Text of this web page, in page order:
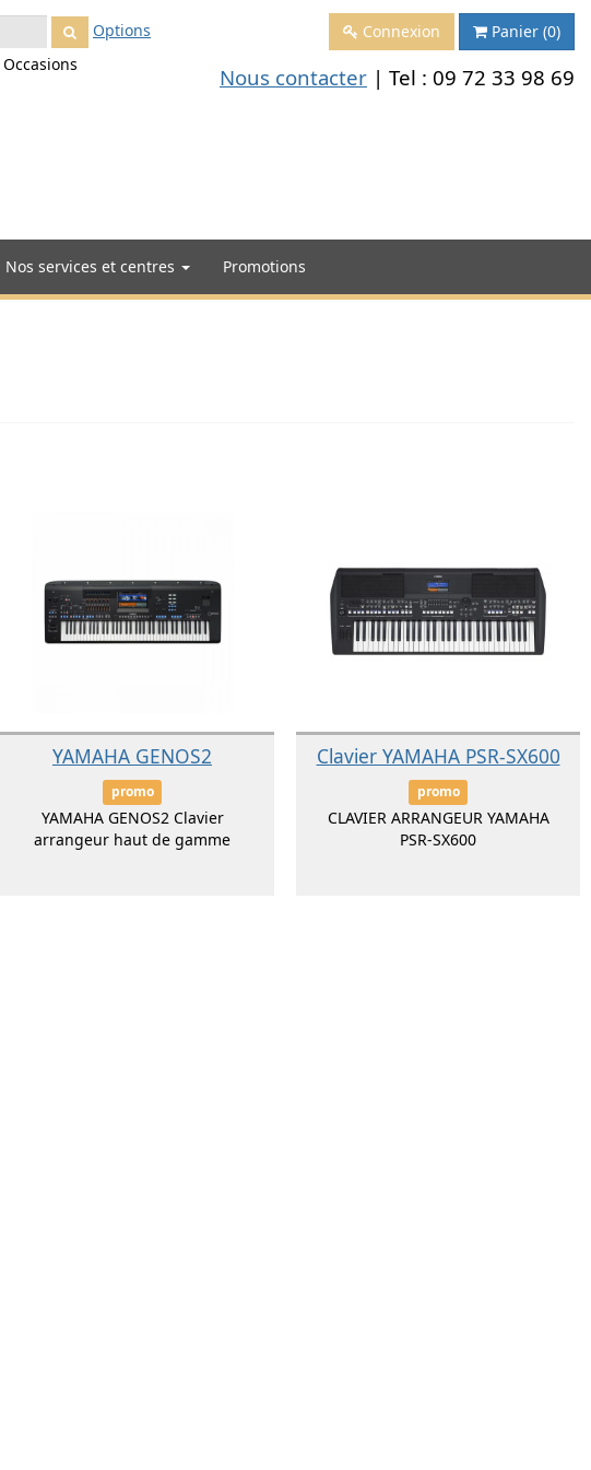
Options
Occasions
Connexion Panier (0)
Nous contacter | Tel : 09 72 33 98 69
Nos services et centres Promotions
YAMAHA GENOS2
promo
YAMAHA GENOS2 Clavier
arrangeur haut de gamme
Clavier YAMAHA PSR-SX600
promo
CLAVIER ARRANGEUR YAMAHA
PSR-SX600